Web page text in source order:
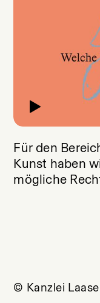
Für den
Kunst haben
mögliche
© Kanzlei